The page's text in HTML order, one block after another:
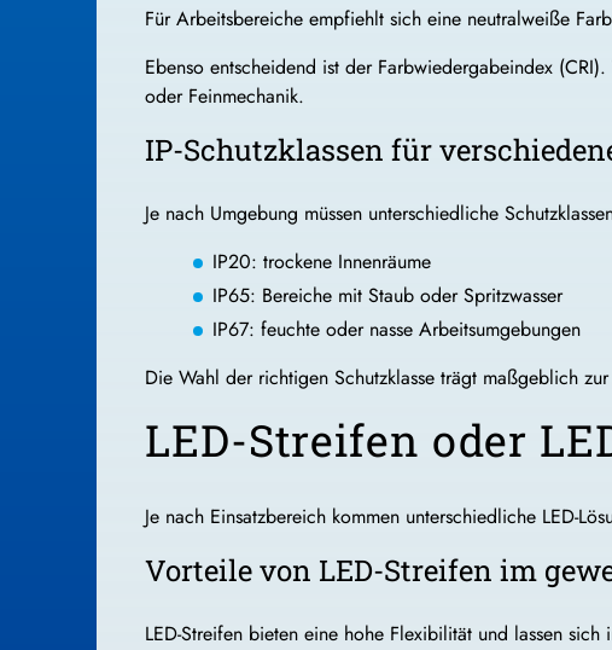
Für Arbeitsbereiche empfiehlt sich eine neutralweiße
Ebenso entscheidend ist der Farbwiedergabeindex
oder Feinmechanik.
IP-Schutzklassen für
Je nach Umgebung müssen unterschiedliche
IP20: trockene Innenräume
IP65: Bereiche mit Staub oder Spritzwasser
IP67: feuchte oder nasse Arbeitsumgebungen
Die Wahl der richtigen Schutzklasse trägt maßgeblich
LED-Streifen oder
Je nach Einsatzbereich kommen unterschiedliche LED-
Vorteile von LED-Streifen im
LED-Streifen bieten eine hohe Flexibilität und lassen